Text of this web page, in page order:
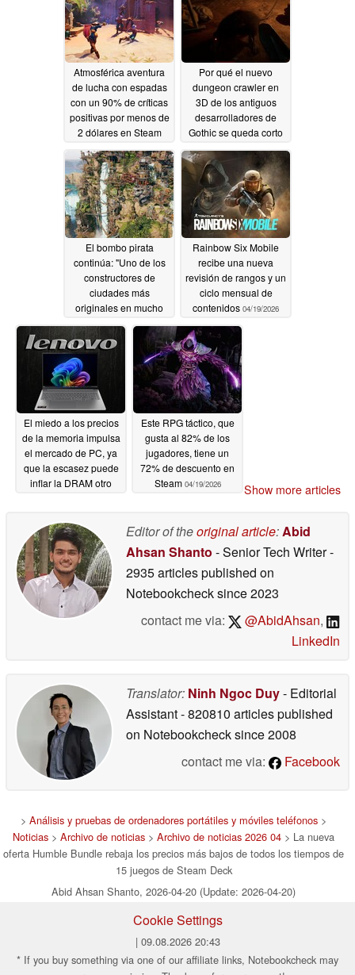
Atmosférica aventura
de lucha con espadas
con un 90% de críticas
positivas por menos de
2 dólares en Steam
04/20/2026
Por qué el nuevo
dungeon crawler en
3D de los antiguos
desarrolladores de
Gothic se queda corto
04/20/2026
El bombo pirata
continúa: "Uno de los
constructores de
ciudades más
originales en mucho
tiempo"04/20/2026
Rainbow Six Mobile
recibe una nueva
revisión de rangos y un
ciclo mensual de
contenidos 04/19/2026
El miedo a los precios
de la memoria impulsa
el mercado de PC, ya
que la escasez puede
inflar la DRAM otro
Este RPG táctico, que
gusta al 82% de los
jugadores, tiene un
72% de descuento en
Steam 04/19/2026 Show more articles
Editor of theoriginal article:Abid
Ahsan Shanto - Senior Tech Writer-
2935 articles published on
Notebookchecksince 2023
contact me via:
@AbidAhsan,
LinkedIn
Translator: Ninh Ngoc Duy- Editorial
Assistant- 820810 articles published
on Notebookchecksince 2008
contact me via:
Facebook
> Análisis y pruebas de ordenadores portátiles y móviles teléfonos >
Noticias > Archivo de noticias > Archivo de noticias 2026 04 > La nueva
oferta Humble Bundle rebaja los precios más bajos de todos los tiempos de
15 juegos de Steam Deck
Abid Ahsan Shanto, 2026-04-20 (Update: 2026-04-20)
Cookie Settings
| 09.08.2026 20:43
* If you buy something via one of our affiliate links, Notebookcheck may